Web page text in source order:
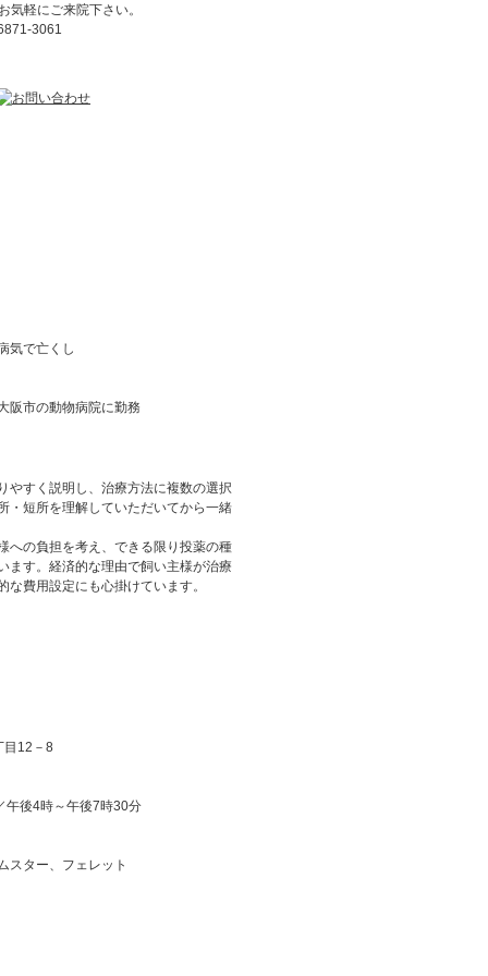
軽にご来院下さい。
気で亡くし
阪市の動物病院に勤務
やすく説明し、治療方法に複数の選択
・短所を理解していただいてから一緒
への負担を考え、できる限り投薬の種
ます。経済的な理由で飼い主様が治療
な費用設定にも心掛けています。
目12－8
午後4時～午後7時30分
スター、フェレット